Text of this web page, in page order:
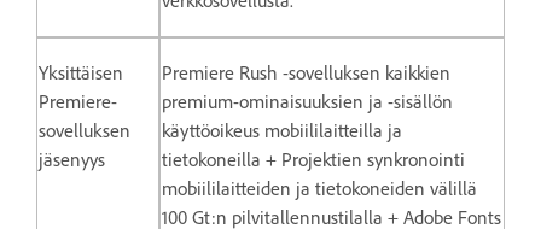
Yksittäisen
Premiere-
sovelluksen
jäsenyys
Premiere Rush -sovelluksen kaikkien
premium-ominaisuuksien ja -sisällön
käyttöoikeus mobiililaitteilla ja
tietokoneilla + Projektien synkronointi
mobiililaitteiden ja tietokoneiden välillä
100 Gt:n pilvitallennustilalla + Adobe Fonts